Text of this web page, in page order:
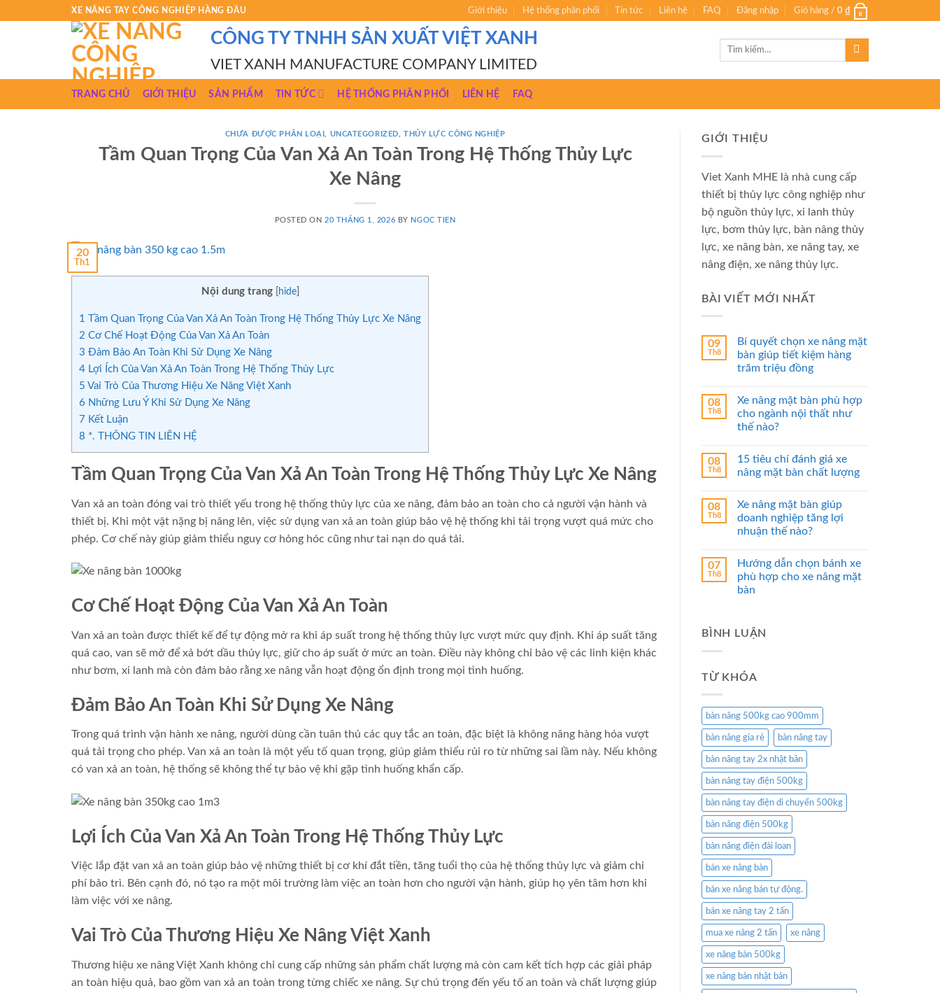
XE NÂNG TAY CÔNG NGHIỆP HÀNG ĐẦU Giới thiệu Hệ thống phân phối Tin tức Liên hệ FAQ Đăng nhập Giỏ hàng / 0 ₫ 0
CÔNG TY TNHH SẢN XUẤT VIỆT XANH
VIET XANH MANUFACTURE COMPANY LIMITED
Tìm
TRANG CHỦ GIỚI THIỆU SẢN PHẨM TIN TỨC HỆ THỐNG PHÂN PHỐI LIÊN HỆ FAQ
CHƯA ĐƯỢC PHÂN LOẠI UNCATEGORIZED THỦY LỰC CÔNG NGHIỆP
Tầm Quan Trọng Của Van Xả An Toàn Trong Hệ Thống Thủy Lực
Xe Nâng
POSTED ON 20 THÁNG 1, 2026 BY NGOC TIEN
20
Th1
Nội dung trang hide]
1 Tầm Quan Trọng Của Van Xả An Toàn Trong Hệ Thống Thủy Lực Xe Nâng
2 Cơ Chế Hoạt Động Của Van Xả An Toàn
3 Đảm Bảo An Toàn Khi Sử Dụng Xe Nâng
4 Lợi Ích Của Van Xả An Toàn Trong Hệ Thống Thủy Lực
5 Vai Trò Của Thương Hiệu Xe Nâng Việt Xanh
6 Những Lưu Ý Khi Sử Dụng Xe Nâng
7 Kết Luận
8 *. THÔNG TIN LIÊN HỆ
Tầm Quan Trọng Của Van Xả An Toàn Trong Hệ Thống Thủy Lực Xe Nâng
Van xả an toàn đóng vai trò thiết yếu trong hệ thống thủy lực của xe nâng, đảm bảo an toàn cho cả người vận hành và
thiết bị. Khi một vật nặng bị nâng lên, việc sử dụng van xả an toàn giúp bảo vệ hệ thống khi tải trọng vượt quá mức cho
phép. Cơ chế này giúp giảm thiểu nguy cơ hỏng hóc cũng như tai nạn do quá tải.
Cơ Chế Hoạt Động Của Van Xả An Toàn
Van xả an toàn được thiết kế để tự động mở ra khi áp suất trong hệ thống thủy lực vượt mức quy định. Khi áp suất tăng
quá cao, van sẽ mở để xả bớt dầu thủy lực, giữ cho áp suất ở mức an toàn. Điều này không chỉ bảo vệ các linh kiện khác
như bơm, xi lanh mà còn đảm bảo rằng xe nâng vẫn hoạt động ổn định trong mọi tình huống.
Đảm Bảo An Toàn Khi Sử Dụng Xe Nâng
Trong quá trình vận hành xe nâng, người dùng cần tuân thủ các quy tắc an toàn, đặc biệt là không nâng hàng hóa vượt
quá tải trọng cho phép. Van xả an toàn là một yếu tố quan trọng, giúp giảm thiểu rủi ro từ những sai lầm này. Nếu không
có van xả an toàn, hệ thống sẽ không thể tự bảo vệ khi gặp tình huống khẩn cấp.
Lợi Ích Của Van Xả An Toàn Trong Hệ Thống Thủy Lực
Việc lắp đặt van xả an toàn giúp bảo vệ những thiết bị cơ khí đắt tiền, tăng tuổi thọ của hệ thống thủy lực và giảm chi
phí bảo trì. Bên cạnh đó, nó tạo ra một môi trường làm việc an toàn hơn cho người vận hành, giúp họ yên tâm hơn khi
làm việc với xe nâng.
Vai Trò Của Thương Hiệu Xe Nâng Việt Xanh
Thương hiệu xe nâng Việt Xanh không chỉ cung cấp những sản phẩm chất lượng mà còn cam kết tích hợp các giải pháp
an toàn hiệu quả, bao gồm van xả an toàn trong từng chiếc xe nâng. Sự chú trọng đến yếu tố an toàn và chất lượng giúp
GIỚI THIỆU
Viet Xanh MHE là nhà cung cấp
thiết bị thủy lực công nghiệp như
bộ nguồn thủy lực, xi lanh thủy
lực, bơm thủy lực, bàn nâng thủy
lực, xe nâng bàn, xe nâng tay, xe
nâng điện, xe nâng thủy lực.
BÀI VIẾT MỚI NHẤT
09
Th8
Bí quyết chọn xe nâng mặt
bàn giúp tiết kiệm hàng
trăm triệu đồng
08
Th8
Xe nâng mặt bàn phù hợp
cho ngành nội thất như
thế nào?
08
Th8
15 tiêu chí đánh giá xe
nâng mặt bàn chất lượng
08
Th8
Xe nâng mặt bàn giúp
doanh nghiệp tăng lợi
nhuận thế nào?
07
Th8
Hướng dẫn chọn bánh xe
phù hợp cho xe nâng mặt
bàn
BÌNH LUẬN
TỪ KHÓA
bàn nâng 500kg cao 900mm
bàn nâng gía rẻ bàn nâng tay
bàn nâng tay 2x nhật bản
bàn nâng tay điện 500kg
bàn nâng tay điện di chuyển 500kg
bàn nâng điện 500kg
bàn nâng điện đài loan
bán xe nâng bàn
bán xe nâng bán tự động.
bán xe nâng tay 2 tấn
mua xe nâng 2 tấn xe nâng
xe nâng bàn 500kg
xe nâng bàn nhật bản